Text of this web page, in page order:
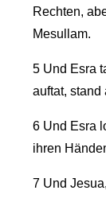
Rechten,
Mesullam.
5Und Esra
auftat, stand
6Und Esra
ihren
7Und